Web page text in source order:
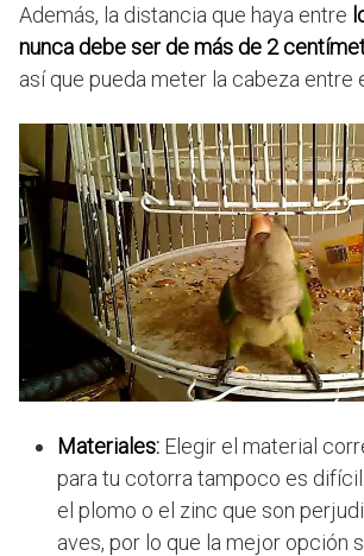
Además, la distancia que haya entre
nunca debe ser de más de 2
así que pueda meter la cabeza entre
Materiales: Elegir el material
para tu cotorra tampoco es
el plomo o el zinc que son
aves, por lo que la mejor opción